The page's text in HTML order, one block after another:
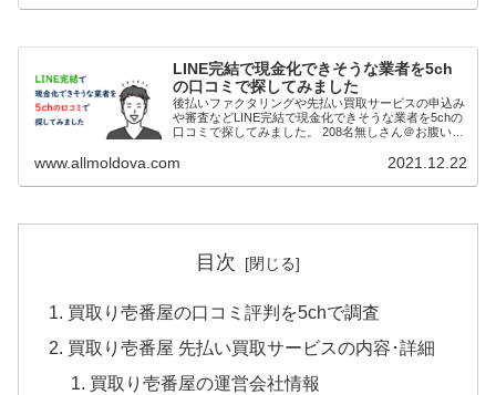
LINE完結で現金化できそうな業者を5ch
の口コミで探してみました
後払いファクタリングや先払い買取サービスの申込み
や審査などLINE完結で現金化できそうな業者を5chの
口コミで探してみました。 208名無しさん＠お腹いっ
www.allmoldova.com 2021.12.22
目次
買取り壱番屋の口コミ評判を5chで調査
買取り壱番屋 先払い買取サービスの内容･詳細
買取り壱番屋の運営会社情報